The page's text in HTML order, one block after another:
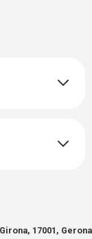
17001, Gerona